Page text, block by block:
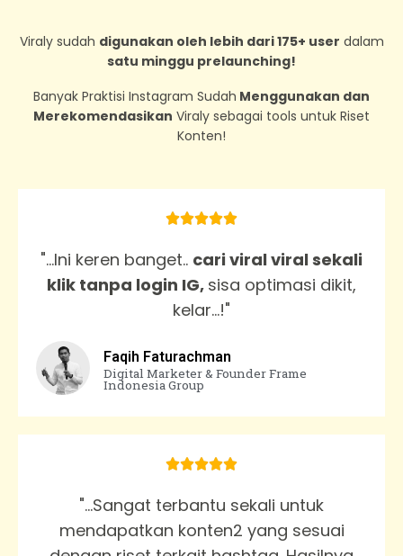
Viraly sudah digunakan oleh lebih dari 175+ user dalam
satu minggu prelaunching!
Banyak Praktisi Instagram Sudah Menggunakan dan
Merekomendasikan Viraly sebagai tools untuk Riset
Konten!

"...Ini keren banget.. cari viral viral sekali
klik tanpa login IG, sisa optimasi dikit,
kelar...!"
Faqih Faturachman
Digital Marketer & Founder Frame
Indonesia Group

"...Sangat terbantu sekali untuk
mendapatkan konten2 yang sesuai